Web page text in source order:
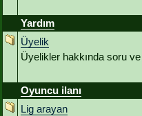
Yardım
Üyelik
Üyelikler hakkında soru
Oyuncu ilanı
Lig arayan